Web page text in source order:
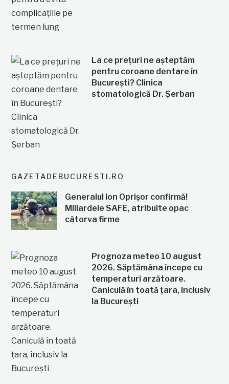
La ce prețuri ne așteptăm
pentru coroane dentare în
București? Clinica
stomatologică Dr. Șerban
GAZETADEBUCURESTI.RO
Generalul Ion Oprișor confirmă!
Miliardele SAFE, atribuite opac
câtorva firme
Prognoza meteo 10 august
2026. Săptămâna începe cu
temperaturi arzătoare.
Caniculă în toată țara, inclusiv
la București